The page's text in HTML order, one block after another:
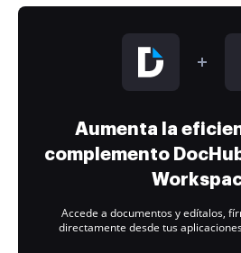
Aumenta la
complemento
Accede a documentos y edítalos,
directamente desde tus